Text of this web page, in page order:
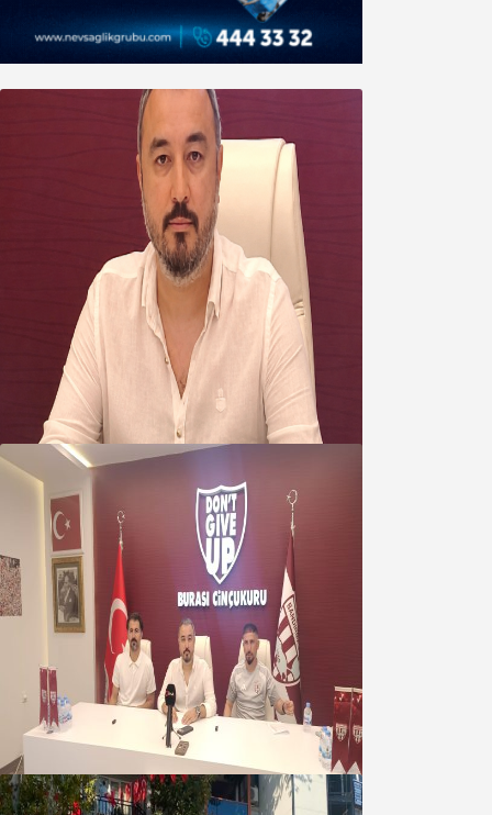
Oğuzbeyi’nden Balıkesirspor
yönetimine cevap : Herkes kendine
yakışanı yapar, buluttan nem
kapmayın!
07 Ağustos 2026
Oğuzbeyi : Transferlerde takımın
geleceğini, kulübün ekonomisini
düşündük